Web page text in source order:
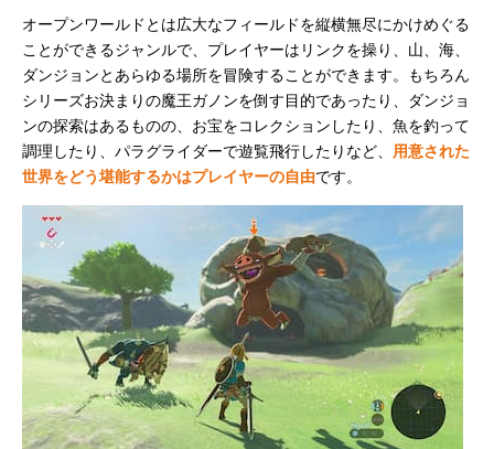
オープンワールドとは広大なフィールドを縦横無尽にかけめぐる
ことができるジャンルで、プレイヤーはリンクを操り、山、海、
ダンジョンとあらゆる場所を冒険することができます。もちろん
シリーズお決まりの魔王ガノンを倒す目的であったり、ダンジョ
ンの探索はあるものの、お宝をコレクションしたり、魚を釣って
調理したり、パラグライダーで遊覧飛行したりなど、 用意された
世界をどう堪能するかはプレイヤーの自由です。